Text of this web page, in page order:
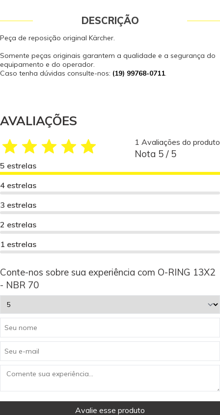
DESCRIÇÃO
Peça de reposição original Kärcher.
Somente peças originais garantem a qualidade e a segurança do
equipamento e do operador.
Caso tenha dúvidas consulte-nos: (19) 99768-0711.
AVALIAÇÕES
1 Avaliações do produto
Nota 5 / 5
5 estrelas
4 estrelas
3 estrelas
2 estrelas
1 estrelas
Conte-nos sobre sua experiência com O-RING 13X2
- NBR 70
Avalie esse produto